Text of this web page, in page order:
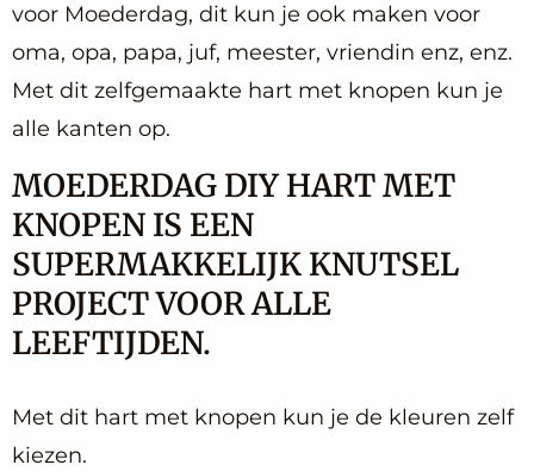
voor Moederdag, dit kun je ook maken voor
oma, opa, papa, juf, meester, vriendin enz, enz.
Met dit zelfgemaakte hart met knopen kun je
alle kanten op.
MOEDERDAG DIY HART MET
KNOPEN IS EEN
SUPERMAKKELIJK KNUTSEL
PROJECT VOOR ALLE
LEEFTIJDEN.
Met dit hart met knopen kun je de kleuren zelf
kiezen.